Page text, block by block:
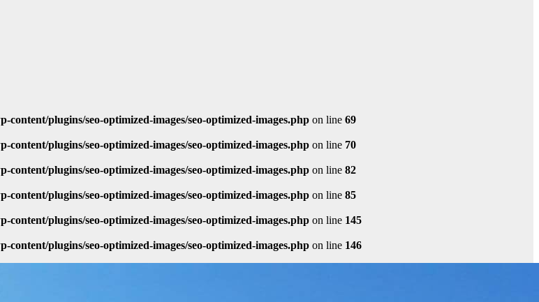
content/plugins/seo-optimized-images/seo-optimized-images.php on line 69
content/plugins/seo-optimized-images/seo-optimized-images.php on line 70
content/plugins/seo-optimized-images/seo-optimized-images.php on line 82
content/plugins/seo-optimized-images/seo-optimized-images.php on line 85
content/plugins/seo-optimized-images/seo-optimized-images.php on line 145
content/plugins/seo-optimized-images/seo-optimized-images.php on line 146